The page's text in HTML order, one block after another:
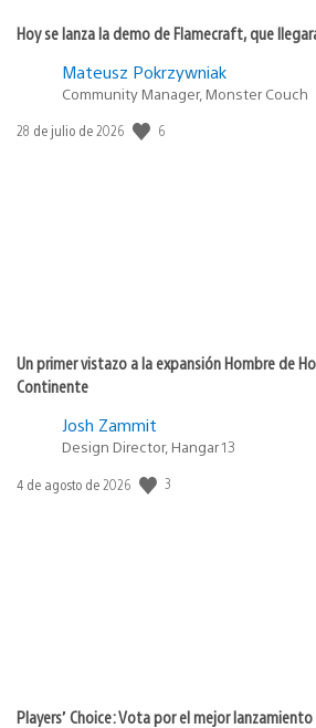
Hoy se lanza la demo de Flamecraft, que
Mateusz Pokrzywniak
Community Manager, Monster Couch
Fecha
28 de julio de 2026 6
Un primer vistazo a la expansión Hombre de
Continente
Josh Zammit
Design Director, Hangar 13
Fecha
4 de agosto de 2026 3
Players’ Choice: Vota por el mejor